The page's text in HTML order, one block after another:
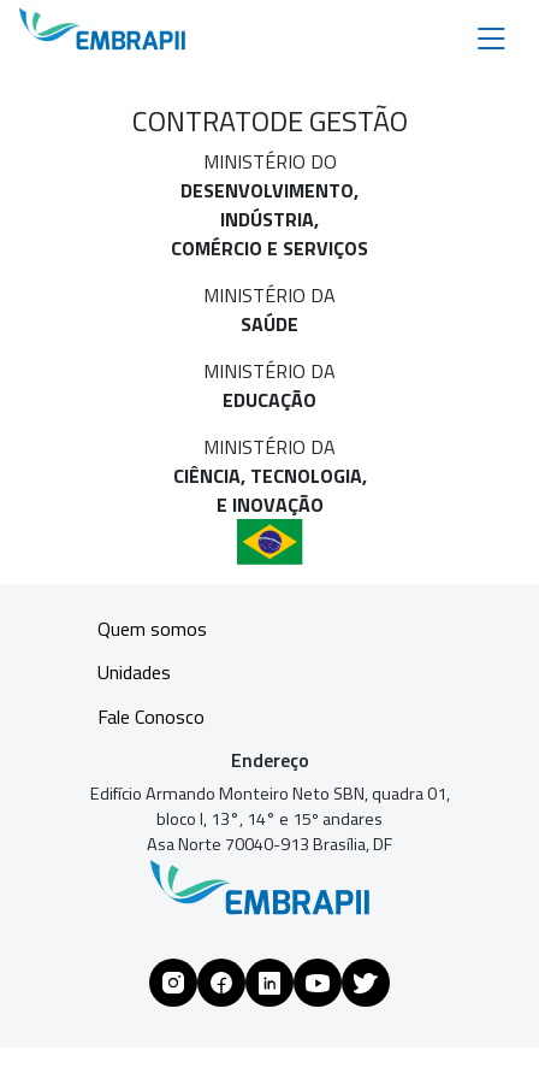
CONTRATODE GESTÃO
MINISTÉRIO DO
DESENVOLVIMENTO,
INDÚSTRIA,
COMÉRCIO E SERVIÇOS
MINISTÉRIO DA
SAÚDE
MINISTÉRIO DA
EDUCAÇÃO
MINISTÉRIO DA
CIÊNCIA, TECNOLOGIA,
E INOVAÇÃO
Quem somos
Unidades
Fale Conosco
Endereço
Edifício Armando Monteiro Neto SBN, quadra 01,
bloco I, 13°, 14° e 15º andares
Asa Norte 70040-913 Brasília, DF